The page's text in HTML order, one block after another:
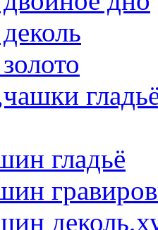
гладьё